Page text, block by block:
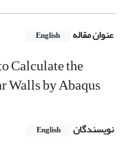
عنوان مقاله English
Calculate the
Walls by Abaqus
نویسندگان English